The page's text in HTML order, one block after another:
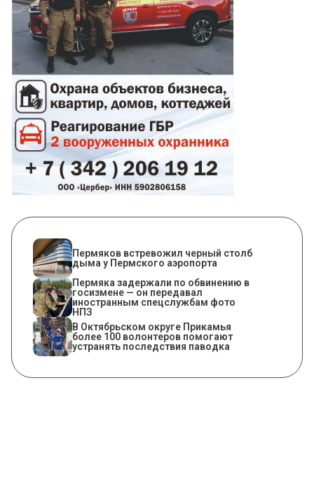
Пермяков встревожил черный столб
дыма у Пермского аэропорта
Пермяка задержали по обвинению в
госизмене — он передавал
иностранным спецслужбам фото
НПЗ
В Октябрьском округе Прикамья
более 100 волонтеров помогают
устранять последствия паводка